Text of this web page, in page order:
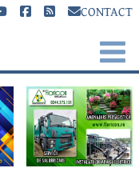
CONTACT